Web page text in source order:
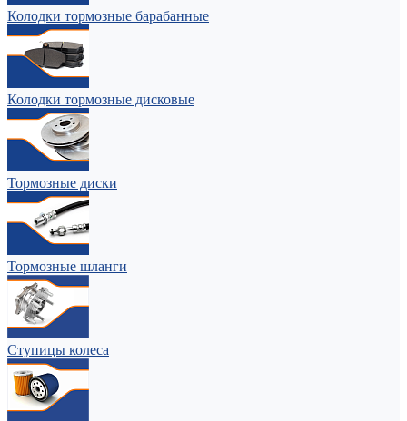
Колодки тормозные барабанные
Колодки тормозные дисковые
Тормозные диски
Тормозные шланги
Ступицы колеса